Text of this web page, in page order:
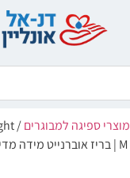
מוצרי ספיגה למבוגרים